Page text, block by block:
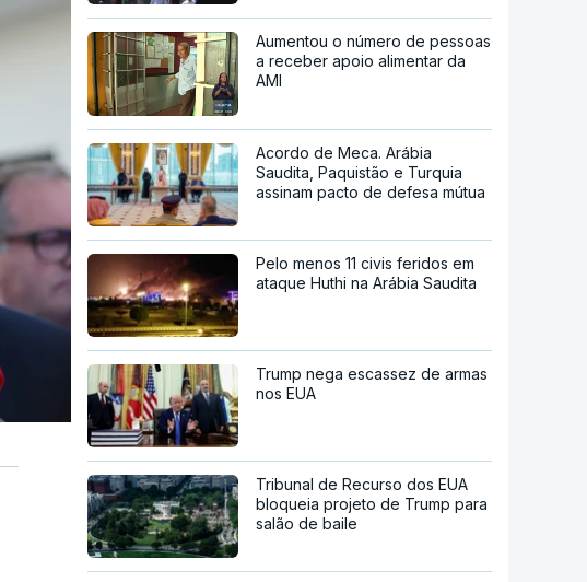
Aumentou o número de pessoas
a receber apoio alimentar da
AMI
Acordo de Meca. Arábia
Saudita, Paquistão e Turquia
assinam pacto de defesa mútua
Pelo menos 11 civis feridos em
ataque Huthi na Arábia Saudita
Trump nega escassez de armas
nos EUA
Tribunal de Recurso dos EUA
bloqueia projeto de Trump para
salão de baile